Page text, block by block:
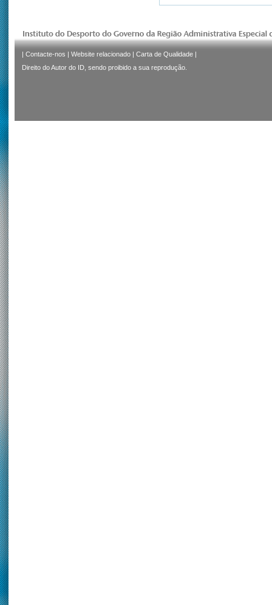
| Contacte-nos | Website relacionado | Carta de Qualidade |
Direito do Autor do ID, sendo proibido a sua reprodução.